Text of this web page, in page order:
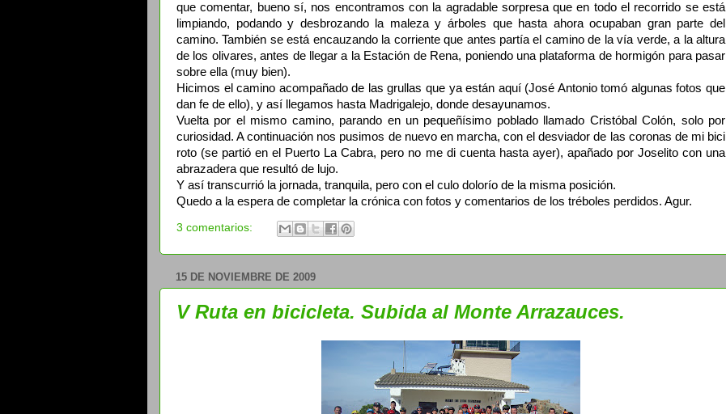
que comentar, bueno sí, nos encontramos con la agradable sorpresa que en todo el recorrido se está
limpiando, podando y desbrozando la maleza y árboles que hasta ahora ocupaban gran parte del
camino. También se está encauzando la corriente que antes partía el camino de la vía verde, a la altura
de los olivares, antes de llegar a la Estación de Rena, poniendo una plataforma de hormigón para pasar
sobre ella (muy bien).
Hicimos el camino acompañado de las grullas que ya están aquí (José Antonio tomó algunas fotos que
dan fe de ello), y así llegamos hasta Madrigalejo, donde desayunamos.
Vuelta por el mismo camino, parando en un pequeñísimo poblado llamado Cristóbal Colón, solo por
curiosidad. A continuación nos pusimos de nuevo en marcha, con el desviador de las coronas de mi bici
roto (se partió en el Puerto La Cabra, pero no me di cuenta hasta ayer), apañado por Joselito con una
abrazadera que resultó de lujo.
Y así transcurrió la jornada, tranquila, pero con el culo dolorío de la misma posición.
Quedo a la espera de completar la crónica con fotos y comentarios de los tréboles perdidos. Agur.
3 comentarios:
15 DE NOVIEMBRE DE 2009
V Ruta en bicicleta. Subida al Monte Arrazauces.